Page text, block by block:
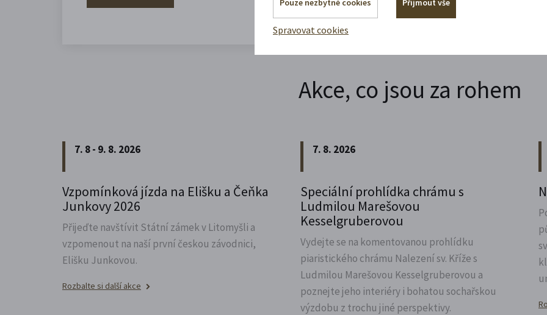
Akce, co jsou za rohem
7. 8 - 9. 8. 2026
Vzpomínková jízda na Elišku a Čeňka
Junkovy 2026
Přijeďte navštívit Státní zámek v Litomyšli a
vzpomenout na naší první českou závodnici,
Elišku Junkovou.
Rozbalte si další akce
7. 8. 2026
Speciální prohlídka chrámu s
Ludmilou Marešovou
Kesselgruberovou
Vydejte se na komentovanou prohlídku
piaristického chrámu Nalezení sv. Kříže s
Ludmilou Marešovou Kesselgruberovou a
poznejte jeho interiéry i bohatou sochařskou
výzdobu z trochu jiné perspektivy.
Spravovat cookies